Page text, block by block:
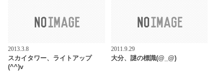
2013.3.8
スカイタワー、ライトアップ
(^^)v
2011.9.29
大分、謎の標識(@_@)